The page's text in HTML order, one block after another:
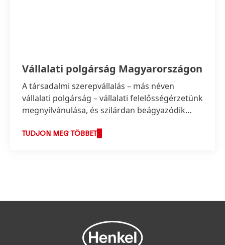
Vállalati polgárság Magyarországon
A társadalmi szerepvállalás – más néven
vállalati polgárság – vállalati felelősségérzetünk
megnyilvánulása, és szilárdan beágyazódik
TUDJON MEG TÖBBET